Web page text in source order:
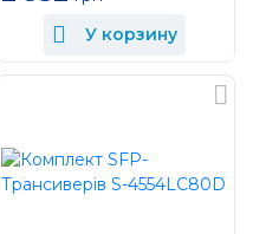
У корзину